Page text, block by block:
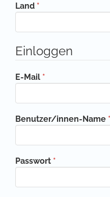
Land *
Einloggen
E-Mail *
Benutzer/innen-Name *
Passwort *